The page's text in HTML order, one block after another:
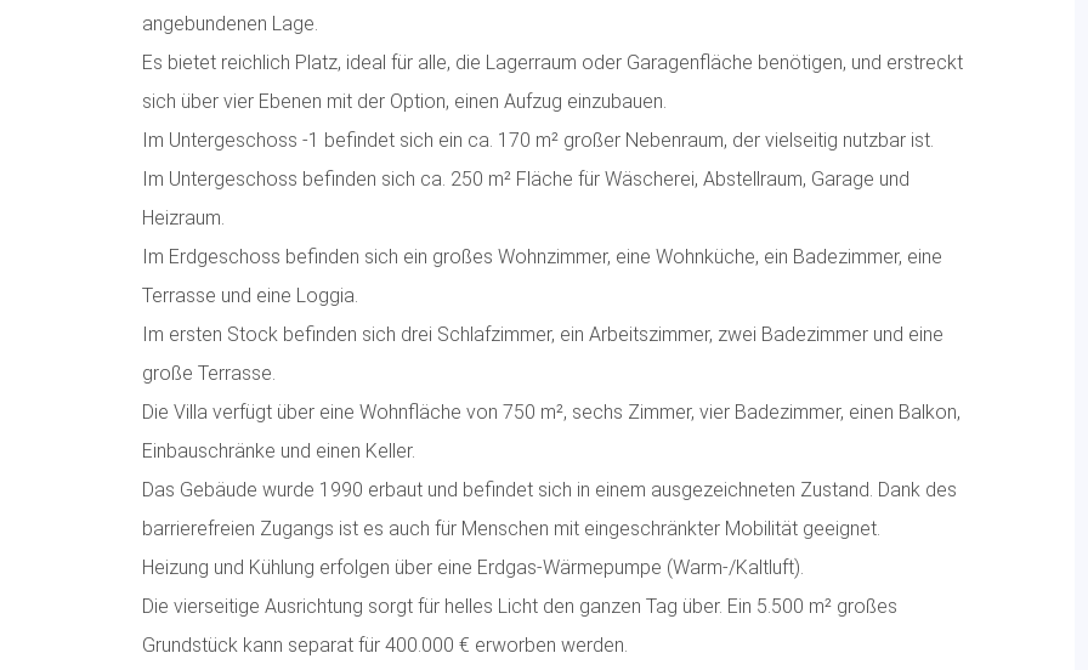
angebundenen Lage.
Es bietet reichlich Platz, ideal für alle, die Lagerraum oder Garagenfläche benötigen, und erstreckt
sich über vier Ebenen mit der Option, einen Aufzug einzubauen.
Im Untergeschoss -1 befindet sich ein ca. 170 m² großer Nebenraum, der vielseitig nutzbar ist.
Im Untergeschoss befinden sich ca. 250 m² Fläche für Wäscherei, Abstellraum, Garage und
Heizraum.
Im Erdgeschoss befinden sich ein großes Wohnzimmer, eine Wohnküche, ein Badezimmer, eine
Terrasse und eine Loggia.
Im ersten Stock befinden sich drei Schlafzimmer, ein Arbeitszimmer, zwei Badezimmer und eine
große Terrasse.
Die Villa verfügt über eine Wohnfläche von 750 m², sechs Zimmer, vier Badezimmer, einen Balkon,
Einbauschränke und einen Keller.
Das Gebäude wurde 1990 erbaut und befindet sich in einem ausgezeichneten Zustand. Dank des
barrierefreien Zugangs ist es auch für Menschen mit eingeschränkter Mobilität geeignet.
Heizung und Kühlung erfolgen über eine Erdgas-Wärmepumpe (Warm-/Kaltluft).
Die vierseitige Ausrichtung sorgt für helles Licht den ganzen Tag über. Ein 5.500 m² großes
Grundstück kann separat für 400.000 € erworben werden.